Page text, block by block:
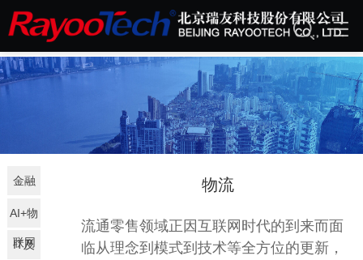
行业聚焦
金融
AI+物
联网
IT及
物流
流通零售领域正因互联网时代的到来而面
临从理念到模式到技术等全方位的更新，